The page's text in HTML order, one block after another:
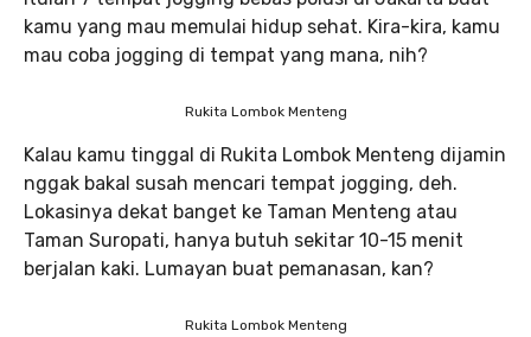
kamu yang mau memulai hidup sehat. Kira-kira, kamu
mau coba jogging di tempat yang mana, nih?
Rukita Lombok Menteng
Kalau kamu tinggal di Rukita Lombok Menteng dijamin
nggak bakal susah mencari tempat jogging, deh.
Lokasinya dekat banget ke Taman Menteng atau
Taman Suropati, hanya butuh sekitar 10-15 menit
berjalan kaki. Lumayan buat pemanasan, kan?
Rukita Lombok Menteng